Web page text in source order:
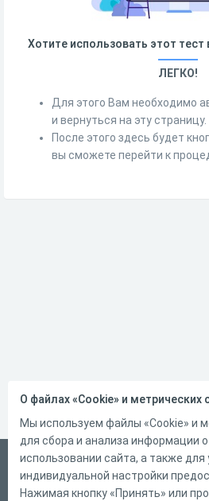
Хотите использовать этот тест
ЛЕГКО!
Для этого Вам необходимо
и вернуться на эту страницу.
После этого здесь будет
вы сможете перейти к
Русский
Справка
О файлах «Cookie» и метрических
Мы используем файлы «Cookie» и
для сбора и анализа информации
использовании сайта, а также для
индивидуальной настройки
Нажимая кнопку «Принять» или